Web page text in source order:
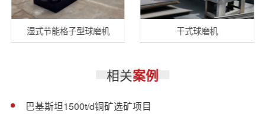
湿式节能格子型球磨机 干式球磨机
相关案例
巴基斯坦1500t/d铜矿选矿项目